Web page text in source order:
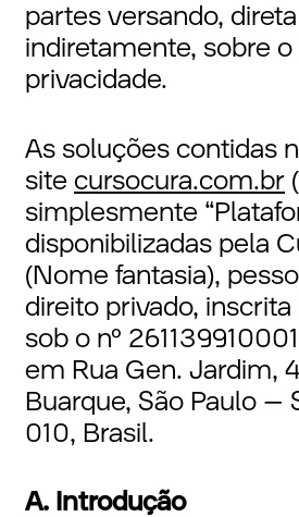
partes versando,
indiretamente, sobre
privacidade.
As soluções contidas
site cursocura.com.br
simplesmente
disponibilizadas pela
(Nome fantasia),
direito privado,
sob o nº
em Rua Gen. Jardim,
Buarque, São Paulo –
010, Brasil.
A. Introdução